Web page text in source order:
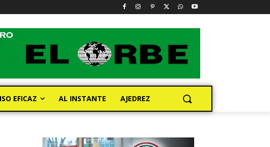
EFICAZ AL INSTANTE AJEDREZ